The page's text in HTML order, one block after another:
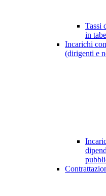
Tassi
in
Incarichi
(dirigenti e